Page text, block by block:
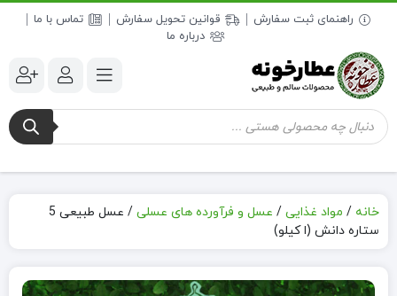
راهنمای ثبت سفارش قوانین تحویل سفارش
تماس با ما
درباره ما
جستجوی
محصولات
خانه / مواد غذایی / عسل و فرآورده های عسلی /
عسل طبیعی 5
ستاره دانش (ا کیلو)